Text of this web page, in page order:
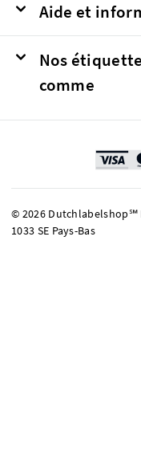
Aide et
Nos
comme
© 2026 Dutchlabelshop℠
1033 SE Pays-Bas